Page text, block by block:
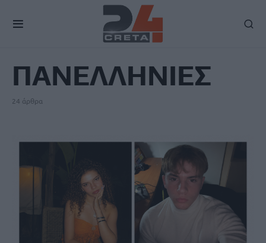
ΠΑΝΕΛΛΗΝΙΕΣ
24 άρθρα